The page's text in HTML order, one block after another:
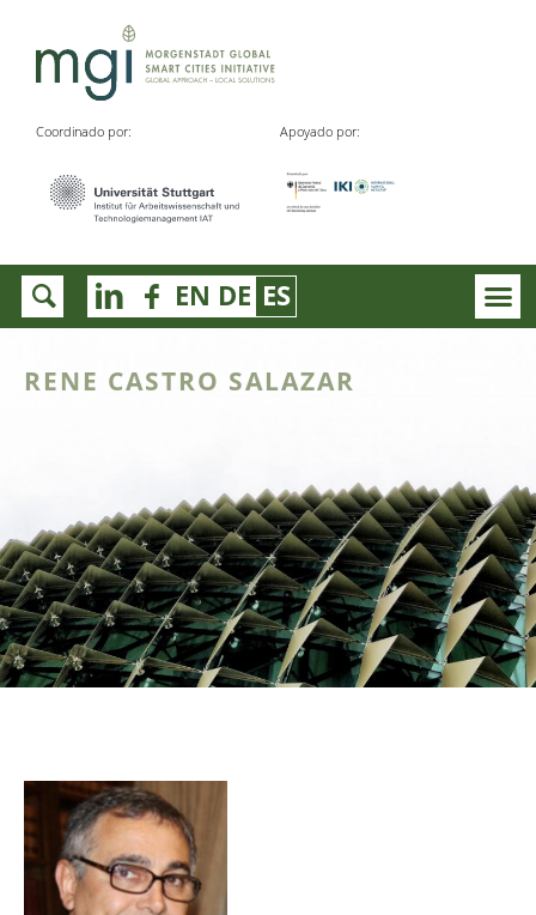
Coordinado por: Apoyado por:
EN DE ES
RENE CASTRO SALAZAR